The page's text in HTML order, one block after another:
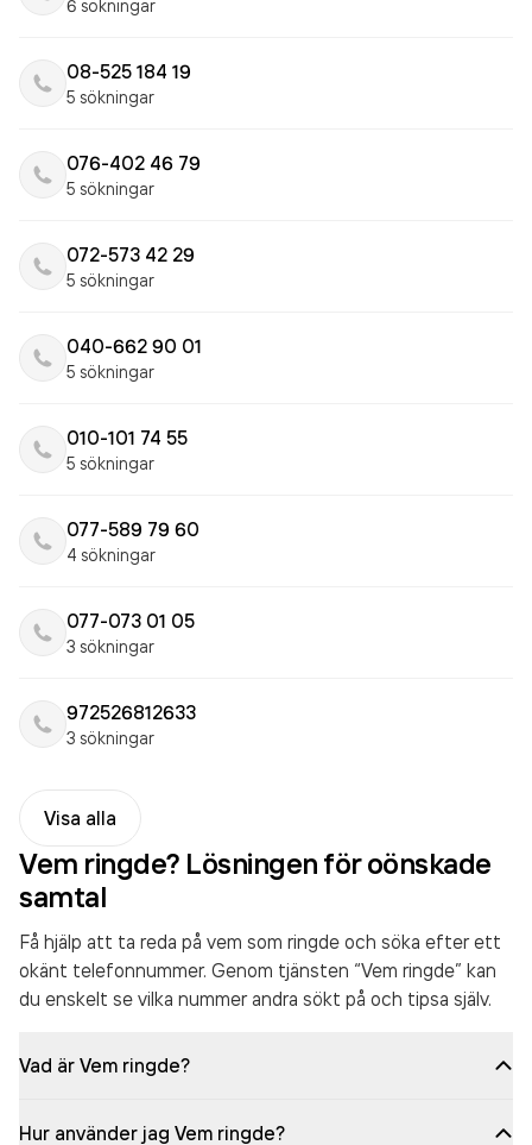
6 sökningar
08-525 184 19
5 sökningar
076-402 46 79
5 sökningar
072-573 42 29
5 sökningar
040-662 90 01
5 sökningar
010-101 74 55
5 sökningar
077-589 79 60
4 sökningar
077-073 01 05
3 sökningar
972526812633
3 sökningar
Visa alla
Vem ringde? Lösningen för oönskade
samtal
Få hjälp att ta reda på vem som ringde och söka efter ett
okänt telefonnummer. Genom tjänsten “Vem ringde” kan
du enskelt se vilka nummer andra sökt på och tipsa själv.
Vad är Vem ringde?
Hur använder jag Vem ringde?